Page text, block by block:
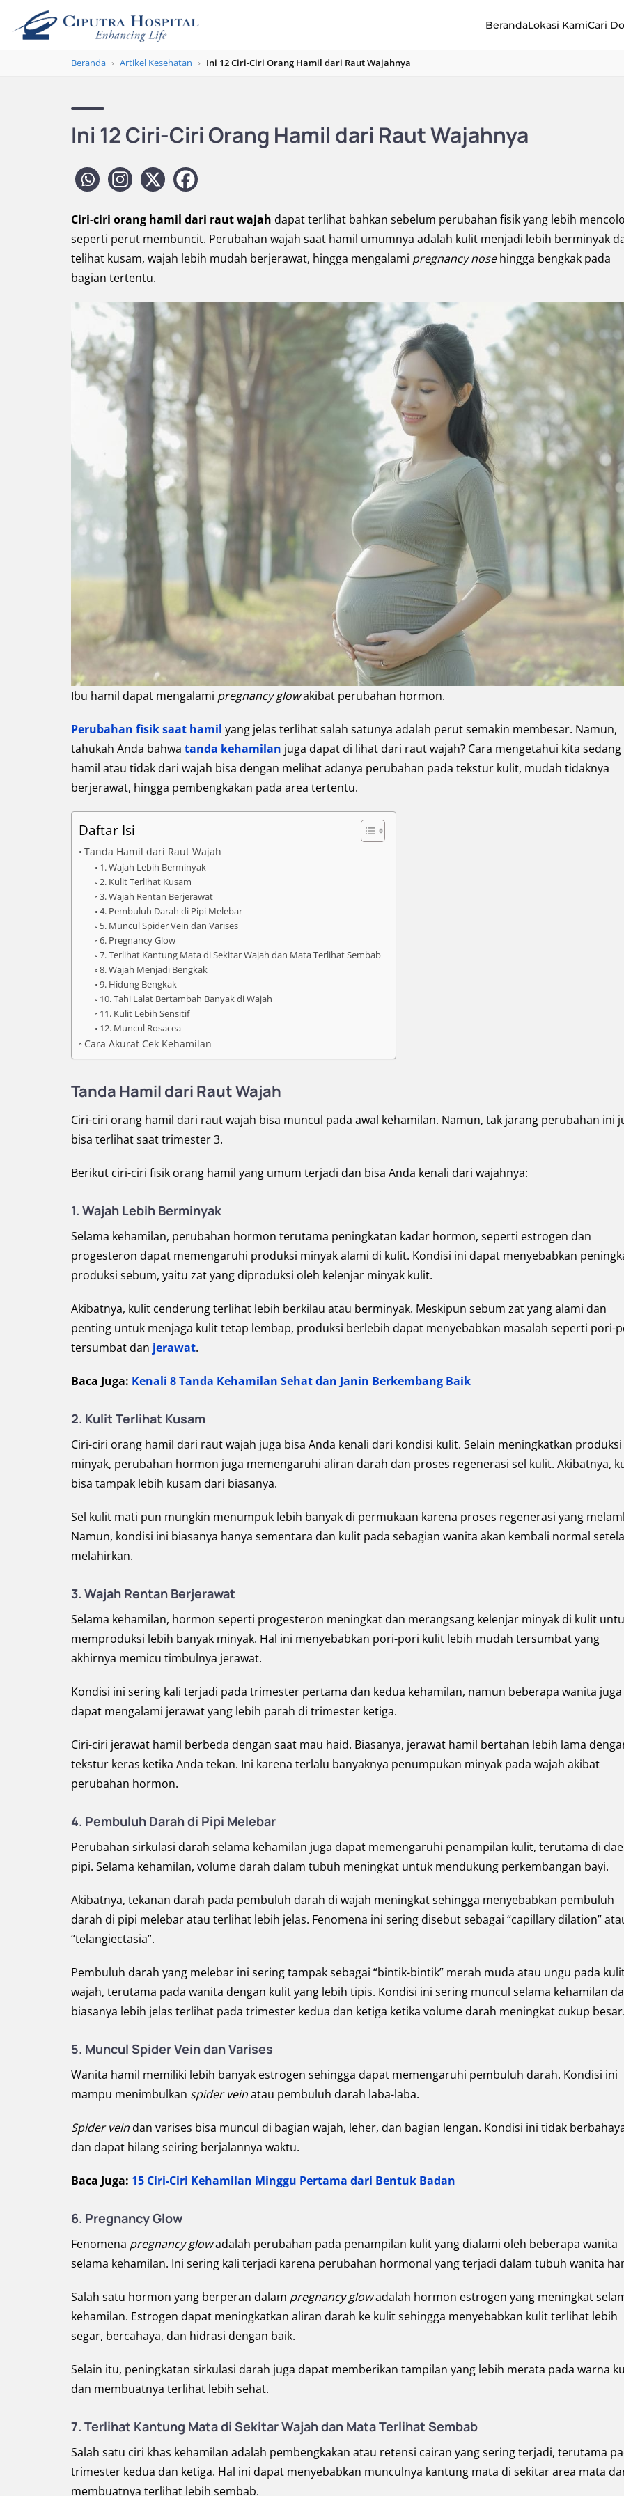
BerandaLokasi KamiCari
Beranda › Artikel Kesehatan › Ini 12 Ciri-Ciri Orang Hamil dari Raut Wajahnya
Ini 12 Ciri-Ciri Orang Hamil dari Raut Wajahnya
Ciri-ciri orang hamil dari raut wajah dapat terlihat bahkan sebelum perubahan fisik yang lebih
seperti perut membuncit. Perubahan wajah saat hamil umumnya adalah kulit menjadi lebih berminyak
telihat kusam, wajah lebih mudah berjerawat, hingga mengalami pregnancy nosehingga bengkak pada
bagian tertentu.
Ibu hamil dapat mengalami pregnancy glowakibat perubahan hormon.
Perubahan fisik saat hamil yang jelas terlihat salah satunya adalah perut semakin membesar. Namun,
tahukah Anda bahwa tanda kehamilan juga dapat di lihat dari raut wajah? Cara mengetahui kita sedang
hamil atau tidak dari wajah bisa dengan melihat adanya perubahan pada tekstur kulit, mudah tidaknya
berjerawat, hingga pembengkakan pada area tertentu.
Daftar Isi
Tanda Hamil dari Raut Wajah
1. Wajah Lebih Berminyak
2. Kulit Terlihat Kusam
3. Wajah Rentan Berjerawat
4. Pembuluh Darah di Pipi Melebar
5. Muncul Spider Vein dan Varises
6. Pregnancy Glow
7. Terlihat Kantung Mata di Sekitar Wajah dan Mata Terlihat Sembab
8. Wajah Menjadi Bengkak
9. Hidung Bengkak
10. Tahi Lalat Bertambah Banyak di Wajah
11. Kulit Lebih Sensitif
12. Muncul Rosacea
Cara Akurat Cek Kehamilan
Tanda Hamil dari Raut Wajah
Ciri-ciri orang hamil dari raut wajah bisa muncul pada awal kehamilan. Namun, tak jarang perubahan ini
bisa terlihat saat trimester 3.
Berikut ciri-ciri fisik orang hamil yang umum terjadi dan bisa Anda kenali dari wajahnya:
1. Wajah Lebih Berminyak
Selama kehamilan, perubahan hormon terutama peningkatan kadar hormon, seperti estrogen dan
progesteron dapat memengaruhi produksi minyak alami di kulit. Kondisi ini dapat menyebabkan
produksi sebum, yaitu zat yang diproduksi oleh kelenjar minyak kulit.
Akibatnya, kulit cenderung terlihat lebih berkilau atau berminyak. Meskipun sebum zat yang alami dan
penting untuk menjaga kulit tetap lembap, produksi berlebih dapat menyebabkan masalah seperti pori-
tersumbat dan jerawat.
Baca Juga: Kenali 8 Tanda Kehamilan Sehat dan Janin Berkembang Baik
2. Kulit Terlihat Kusam
Ciri-ciri orang hamil dari raut wajah juga bisa Anda kenali dari kondisi kulit. Selain meningkatkan produksi
minyak, perubahan hormon juga memengaruhi aliran darah dan proses regenerasi sel kulit. Akibatnya,
bisa tampak lebih kusam dari biasanya.
Sel kulit mati pun mungkin menumpuk lebih banyak di permukaan karena proses regenerasi yang
Namun, kondisi ini biasanya hanya sementara dan kulit pada sebagian wanita akan kembali normal
melahirkan.
3. Wajah Rentan Berjerawat
Selama kehamilan, hormon seperti progesteron meningkat dan merangsang kelenjar minyak di kulit
memproduksi lebih banyak minyak. Hal ini menyebabkan pori-pori kulit lebih mudah tersumbat yang
akhirnya memicu timbulnya jerawat.
Kondisi ini sering kali terjadi pada trimester pertama dan kedua kehamilan, namun beberapa wanita juga
dapat mengalami jerawat yang lebih parah di trimester ketiga.
Ciri-ciri jerawat hamil berbeda dengan saat mau haid. Biasanya, jerawat hamil bertahan lebih lama
tekstur keras ketika Anda tekan. Ini karena terlalu banyaknya penumpukan minyak pada wajah akibat
perubahan hormon.
4. Pembuluh Darah di Pipi Melebar
Perubahan sirkulasi darah selama kehamilan juga dapat memengaruhi penampilan kulit, terutama di
pipi. Selama kehamilan, volume darah dalam tubuh meningkat untuk mendukung perkembangan bayi.
Akibatnya, tekanan darah pada pembuluh darah di wajah meningkat sehingga menyebabkan pembuluh
darah di pipi melebar atau terlihat lebih jelas. Fenomena ini sering disebut sebagai “capillary dilation”
“telangiectasia”.
Pembuluh darah yang melebar ini sering tampak sebagai “bintik-bintik” merah muda atau ungu pada
wajah, terutama pada wanita dengan kulit yang lebih tipis. Kondisi ini sering muncul selama kehamilan
biasanya lebih jelas terlihat pada trimester kedua dan ketiga ketika volume darah meningkat cukup
5. Muncul Spider Vein dan Varises
Wanita hamil memiliki lebih banyak estrogen sehingga dapat memengaruhi pembuluh darah. Kondisi ini
mampu menimbulkan spider veinatau pembuluh darah laba-laba.
Spider vein dan varises bisa muncul di bagian wajah, leher, dan bagian lengan. Kondisi ini tidak
dan dapat hilang seiring berjalannya waktu.
Baca Juga: 15 Ciri-Ciri Kehamilan Minggu Pertama dari Bentuk Badan
6. Pregnancy Glow
Fenomena pregnancy glowadalah perubahan pada penampilan kulit yang dialami oleh beberapa wanita
selama kehamilan. Ini sering kali terjadi karena perubahan hormonal yang terjadi dalam tubuh wanita
Salah satu hormon yang berperan dalam pregnancy glowadalah hormon estrogen yang meningkat
kehamilan. Estrogen dapat meningkatkan aliran darah ke kulit sehingga menyebabkan kulit terlihat lebih
segar, bercahaya, dan hidrasi dengan baik.
Selain itu, peningkatan sirkulasi darah juga dapat memberikan tampilan yang lebih merata pada warna
dan membuatnya terlihat lebih sehat.
7. Terlihat Kantung Mata di Sekitar Wajah dan Mata Terlihat Sembab
Salah satu ciri khas kehamilan adalah pembengkakan atau retensi cairan yang sering terjadi, terutama
trimester kedua dan ketiga. Hal ini dapat menyebabkan munculnya kantung mata di sekitar area mata
membuatnya terlihat lebih sembab.